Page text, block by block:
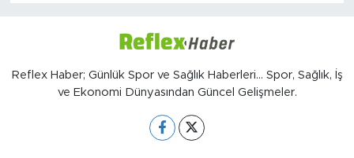
Reflex Haber; Günlük Spor ve Sağlık Haberleri... Spor, Sağlık, İş
ve Ekonomi Dünyasından Güncel Gelişmeler.